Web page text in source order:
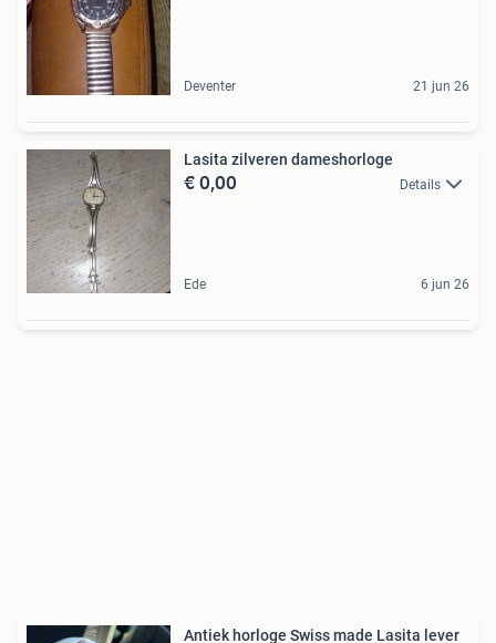
Deventer 21 jun 26
Lasita zilveren dameshorloge
€ 0,00 Details
Ede 6 jun 26
Antiek horloge Swiss made Lasita lever